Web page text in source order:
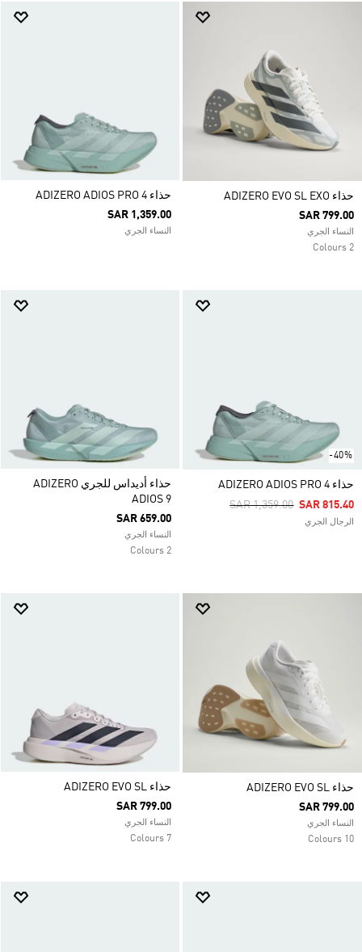
حذاء ADIZERO EVO SL EXO
SAR 799.00
النساء الجري
2 Colours
حذاء ADIZERO ADIOS PRO 4
SAR 1,359.00
النساء الجري
-40%
حذاء ADIZERO ADIOS PRO 4
Price Reduced From
SAR 1,359.00ToSAR 815.40
الرجال الجري
حذاء أديداس للجري ADIZERO
ADIOS 9
SAR 659.00
النساء الجري
2 Colours
حذاء ADIZERO EVO SL
SAR 799.00
النساء الجري
10 Colours
حذاء ADIZERO EVO SL
SAR 799.00
النساء الجري
7 Colours